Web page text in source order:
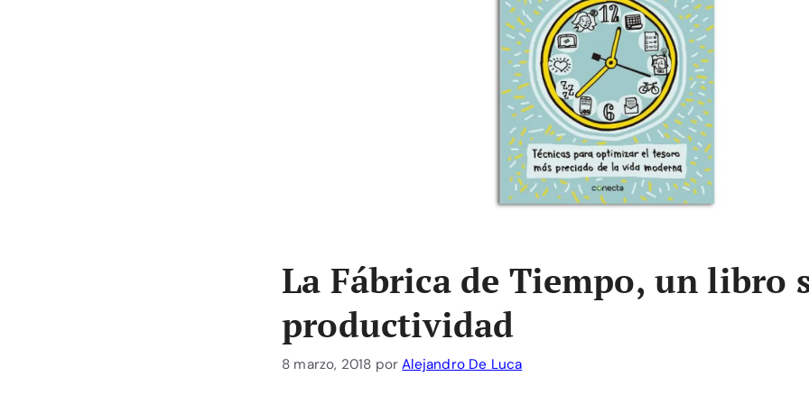
La Fábrica de Tiempo, un libro
productividad
8 marzo, 2018 porAlejandro De Luca